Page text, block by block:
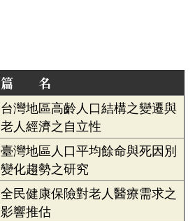
篇 名
台灣地區高齡人口結構之變遷與
老人經濟之自立性
臺灣地區人口平均餘命與死因別
變化趨勢之研究
全民健康保險對老人醫療需求之
影響推估